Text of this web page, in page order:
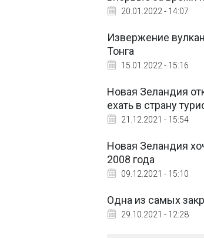
20.01.2022 - 14:07
Извержение
Тонга
15.01.2022 - 15:16
Новая Зеландия
ехать в страну
21.12.2021 - 15:54
Новая Зеландия
2008 года
09.12.2021 - 15:10
Одна из самых
29.10.2021 - 12:28